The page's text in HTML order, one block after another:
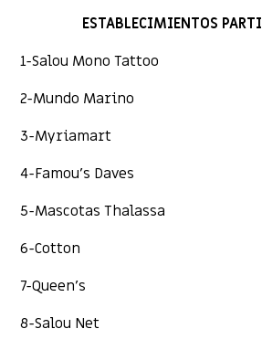
ESTABLECIMIENTOS
1-Salou Mono Tattoo
2-Mundo Marino
3-Myriamart
4-Famou’s Daves
5-Mascotas Thalassa
6-Cotton
7-Queen’s
8-Salou Net